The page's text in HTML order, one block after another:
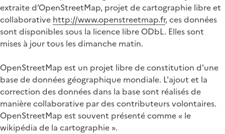
extraite d’OpenStreetMap, projet de cartographie libre et
collaborative http://www.openstreetmap.fr, ces données
sont disponibles sous la licence libre ODbL. Elles sont
mises à jour tous les dimanche matin.
OpenStreetMap est un projet libre de constitution d'une
base de données géographique mondiale. L'ajout et la
correction des données dans la base sont réalisés de
manière collaborative par des contributeurs volontaires.
OpenStreetMap est souvent présenté comme « le
wikipédia de la cartographie ».